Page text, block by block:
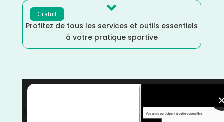
Gratuit 
Profitez de tous les services et outils essentiels
à votre pratique sportive
Octobre
France/Distance Semi